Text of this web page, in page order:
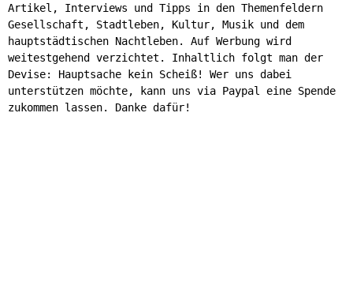
Artikel, Interviews und Tipps in den Themenfeldern
Gesellschaft, Stadtleben, Kultur, Musik und dem
hauptstädtischen Nachtleben. Auf Werbung wird
weitestgehend verzichtet. Inhaltlich folgt man der
Devise: Hauptsache kein Scheiß! Wer uns dabei
unterstützen möchte, kann uns via Paypal eine Spende
zukommen lassen. Danke dafür!